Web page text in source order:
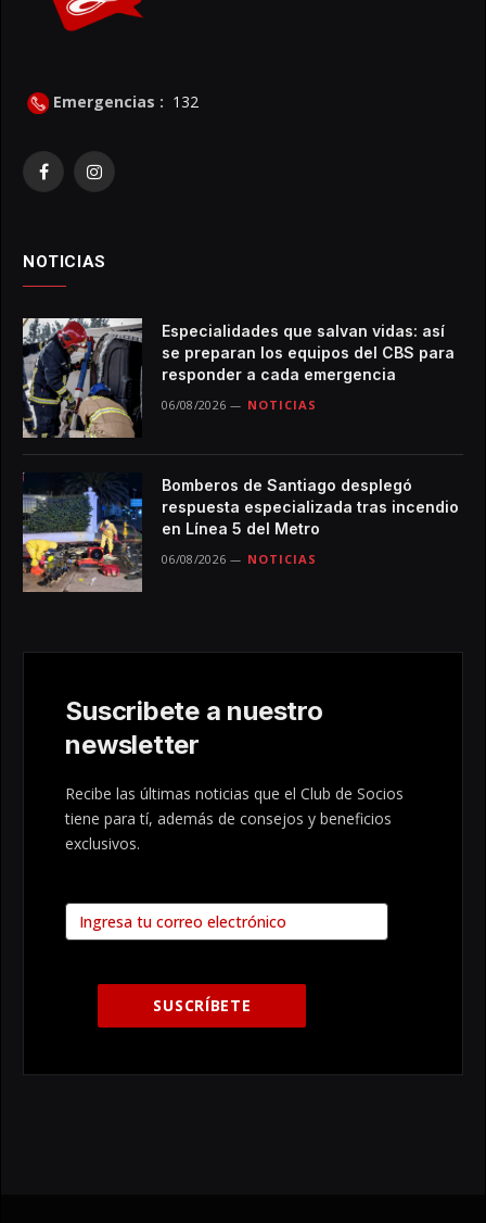
Emergencias : 132
FacebookInstagram
NOTICIAS
Especialidades que salvan vidas: así
se preparan los equipos del CBS para
responder a cada emergencia
06/08/2026 NOTICIAS
Bomberos de Santiago desplegó
respuesta especializada tras incendio
en Línea 5 del Metro
06/08/2026 NOTICIAS
Suscribete a nuestro
newsletter
Recibe las últimas noticias que el Club de Socios
tiene para tí, además de consejos y beneficios
exclusivos.